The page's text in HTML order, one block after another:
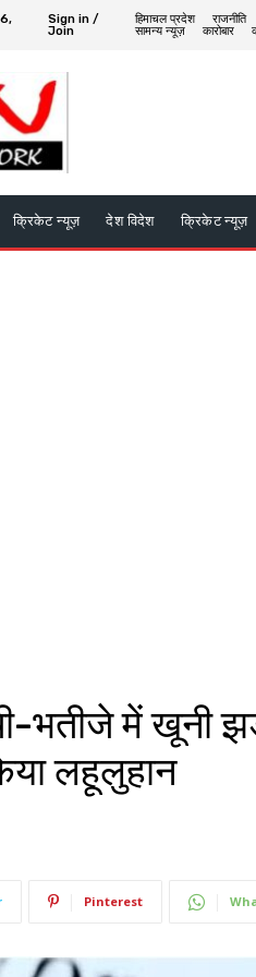
Sign in /
Join
हिमाचल प्रदेश राजनीति
सामन्य न्यूज़
कारोबार
क्रिकेट न्यूज़ देश विदेश क्रिकेट न्यूज़
भतीजे में खूनी
लहूलुहान
Pinterest